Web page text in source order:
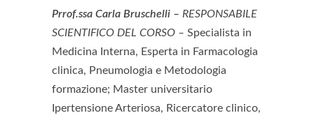
Prrof.ssa Carla Bruschelli – RESPONSABILE
SCIENTIFICO DEL CORSO – Specialista in
Medicina Interna, Esperta in Farmacologia
clinica, Pneumologia e Metodologia
formazione; Master universitario
Ipertensione Arteriosa, Ricercatore clinico,